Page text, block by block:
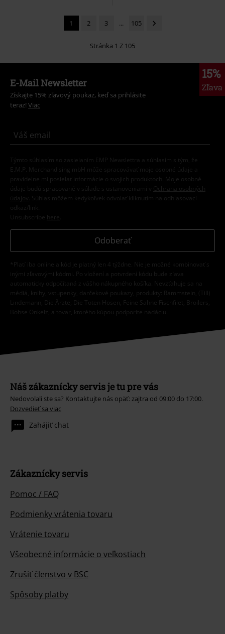
1 2 3 ... 105
Stránka 1 Z 105
15%
Zľava
E-Mail Newsletter
Získajte 15% zľavový poukaz, keď sa prihlásite
teraz! Viac
Týmto súhlasím so zasielaním EMP Newslettra a súhlasím s tým, že
E.M.P. Merchandising mbH môže spracovávať moje osobné údaje a
pravidelne mi posielať informácie o svojich produktoch. Moje osobné
údaje budú spracované v súlade s ustanoveniami v
Ochrana osobných
údajov
. Súhlas môžem kedykoľvek odvolať kliknutím na odhlasovací
odkaz/link.
Unsubscribe here
Odoberať
*Platí iba online a kód je platný len 4 týždne. Nie je možné kombinovať s
inými zľavovými kódmi. Po vložení a potvrdení kódu bude zľava
automaticky odpočítaná z vášho nákupného košíka. Nevzťahuje sa na
médiá, knihy, vstupenky, darčekové poukazy, produkty: Rammstein, (Till)
Lindemann, Die Ärzte, Die Toten Hosen, Feine Sahne Fischfilet, Broilers,
Böhse Onkelz, a tovar, ktorého kúpou podporíte nadáciu.
Náš zákaznícky servis je tu pre vás
Nedovolali ste sa? Kontaktujte nás opäť: zajtra od 09:00 do 17:00.
Dozvedieť sa viac
Zahájiť chat
Zákaznícky servis
Pomoc / FAQ
Podmienky vrátenia tovaru
Vrátenie tovaru
Všeobecné informácie o veľkostiach
Zrušiť členstvo v BSC
Spôsoby platby